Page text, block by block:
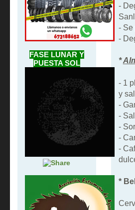
FASE LUNAR Y
PUESTA SOL
-
- Se
-
*
- 1
y
-
-
-
-
-
*